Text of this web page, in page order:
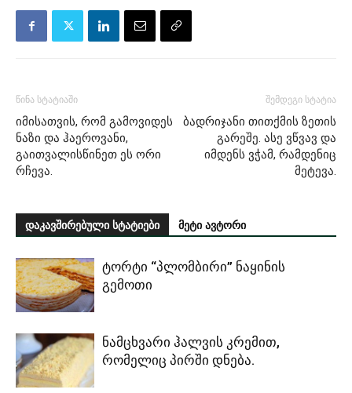
წინა სტატიაში
იმისათვის, რომ გამოვიდეს
ნაზი და ჰაეროვანი,
გაითვალისწინეთ ეს ორი
რჩევა.
შემდეგი სტატია
ბადრიჯანი თითქმის ზეთის
გარეშე. ასე ვწვავ და
იმდენს ვჭამ, რამდენიც
მეტევა.
დაკავშირებული სტატიები მეტი ავტორი
ტორტი “პლომბირი” ნაყინის
გემოთი
ნამცხვარი ჰალვის კრემით,
რომელიც პირში დნება.